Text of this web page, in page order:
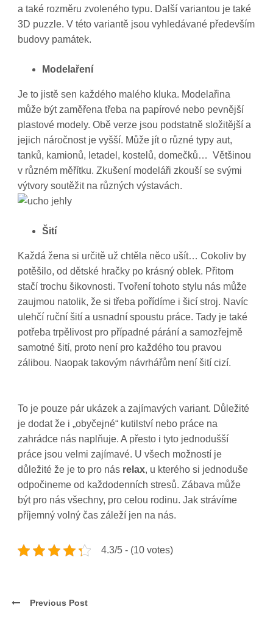
a také rozměru zvoleného typu. Další variantou je také
3D puzzle. V této variantě jsou vyhledávané především
budovy památek.
Modelaření
Je to jistě sen každého malého kluka. Modelařina
může být zaměřena třeba na papírové nebo pevnější
plastové modely. Obě verze jsou podstatně složitější a
jejich náročnost je vyšší. Může jít o různé typy aut,
tanků, kamionů, letadel, kostelů, domečků… Většinou
v různém měřítku. Zkušení modeláři zkouší se svými
výtvory soutěžit na různých výstavách.
Šití
Každá žena si určitě už chtěla něco ušít… Cokoliv by
potěšilo, od dětské hračky po krásný oblek. Přitom
stačí trochu šikovnosti. Tvoření tohoto stylu nás může
zaujmou natolik, že si třeba pořídíme i šicí stroj. Navíc
ulehčí ruční šití a usnadní spoustu práce. Tady je také
potřeba trpělivost pro případné párání a samozřejmě
samotné šití, proto není pro každého tou pravou
zálibou. Naopak takovým návrhářům není šití cizí.
To je pouze pár ukázek a zajímavých variant. Důležité
je dodat že i „obyčejné“ kutilství nebo práce na
zahrádce nás naplňuje. A přesto i tyto jednodušší
práce jsou velmi zajímavé. U všech možností je
důležité že je to pro nás relax, u kterého si jednoduše
odpočineme od každodenních stresů. Zábava může
být pro nás všechny, pro celou rodinu. Jak strávíme
příjemný volný čas záleží jen na nás.
4.3/5 - (10 votes)
Previous Post